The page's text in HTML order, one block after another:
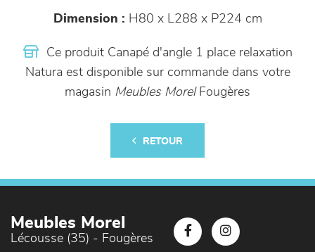
Dimension : H80 x L288 x P224 cm
Ce produit Canapé d'angle 1 place relaxation
Natura est disponible sur commande dans votre
magasin Meubles MorelFougères
RETOUR
Meubles Morel
Lécousse (35) - Fougères